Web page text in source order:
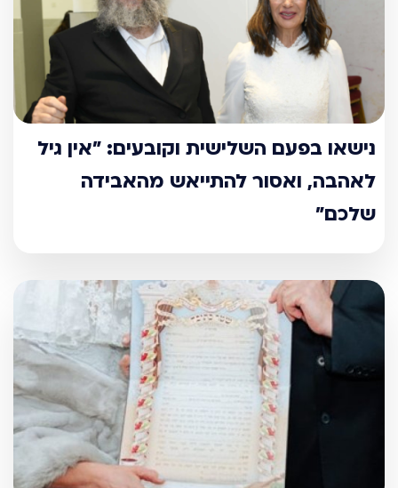
נישאו בפעם השלישית וקובעים: "אין גיל
לאהבה, ואסור להתייאש מהאבידה
שלכם"